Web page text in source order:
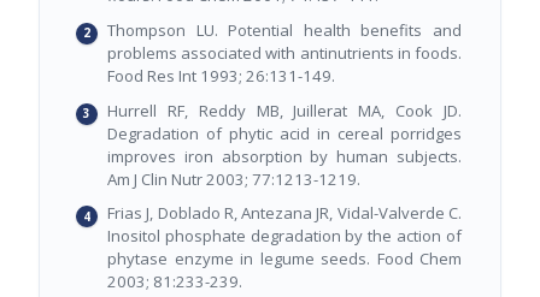
Thompson LU. Potential health benefits and
problems associated with antinutrients in foods.
Food Res Int 1993; 26:131-149.
Hurrell RF, Reddy MB, Juillerat MA, Cook JD.
Degradation of phytic acid in cereal porridges
improves iron absorption by human subjects.
Am J Clin Nutr 2003; 77:1213-1219.
Frias J, Doblado R, Antezana JR, Vidal-Valverde C.
Inositol phosphate degradation by the action of
phytase enzyme in legume seeds. Food Chem
2003; 81:233-239.